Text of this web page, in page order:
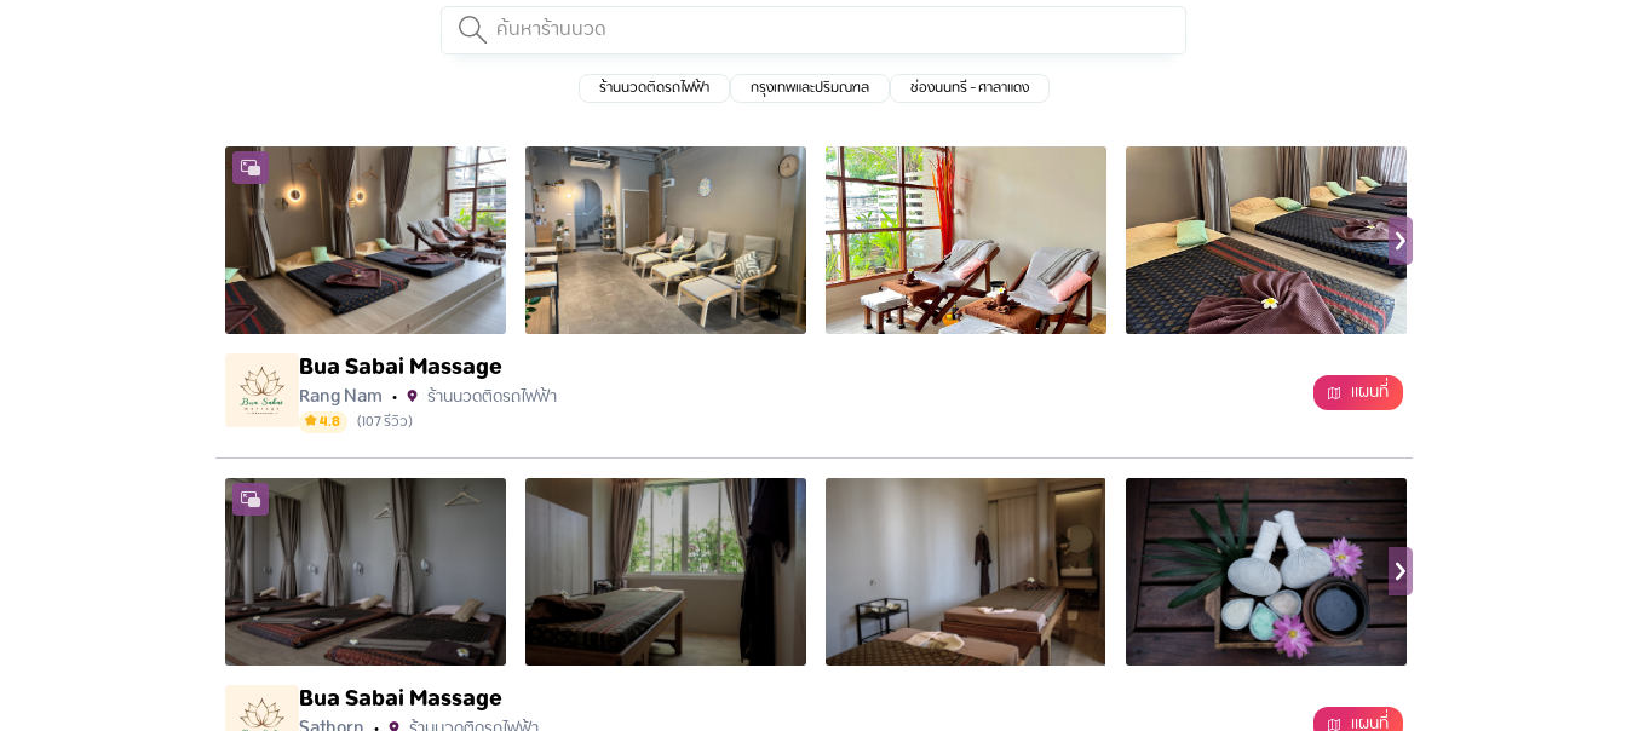
ร้านนวดติดรถไฟฟ้า กรุงเทพและปริมณฑล ช่องนนทรี - ศาลาแดง
Bua Sabai Massage
Rang Nam • ร้านนวดติดรถไฟฟ้า
4.8 (107รีวิว)
แผนที่
ที่อยู่ร้าน
3/1 ถนน รางน้ำ แขวง ถนนพญาไท เขตราชเทวี กรุงเทพมหานคร 10400 ประเทศไทย
Bua Sabai Massage
แผนที่